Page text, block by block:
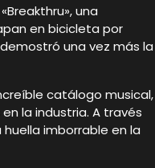
una
en bicicleta por
una vez más la
catálogo musical,
la industria. A través
imborrable en la